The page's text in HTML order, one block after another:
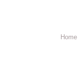
Home